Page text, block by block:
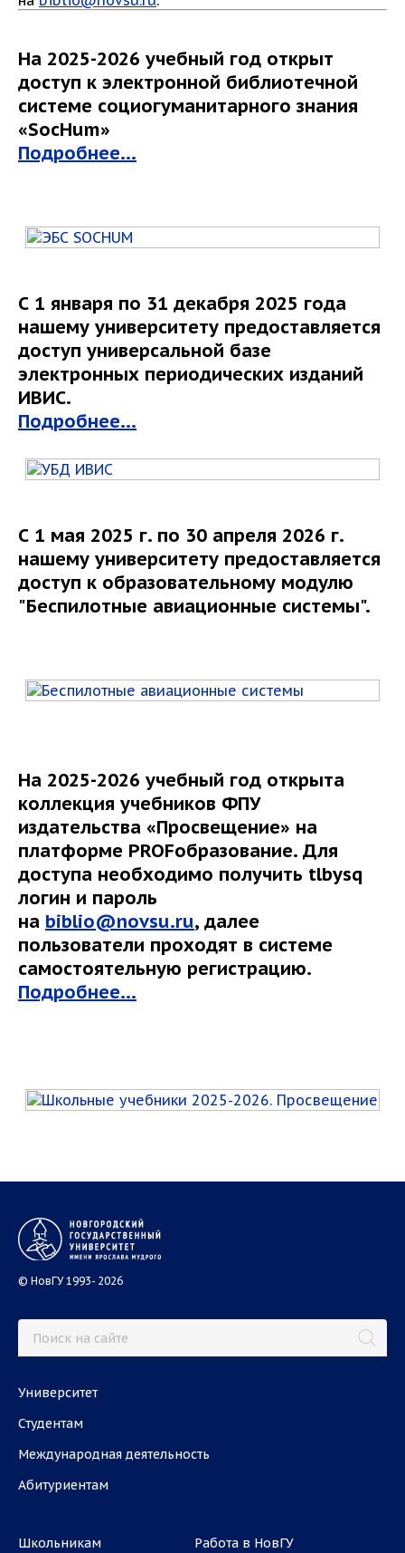
На 2025-2026 учебный год открыт
доступ к электронной библиотечной
системе социогуманитарного знания
«SocHum»
Подробнее...
С 1 января по 31 декабря 2025 года
нашему университету предоставляется
доступ универсальной базе
электронных периодических изданий
ИВИС.
Подробнее...
С 1 мая 2025 г. по 30 апреля 2026 г.
нашему университету предоставляется
доступ к образовательному модулю
"Беспилотные авиационные системы".
На 2025-2026 учебный год открыта
коллекция учебников ФПУ
издательства «Просвещение» на
платформе PROFобразование. Для
доступа необходимо получить tlbysq
логин и пароль
на biblio@novsu.ru, далее
пользователи проходят в системе
самостоятельную регистрацию.
Подробнее...
© НовГУ 1993- 2026
Университет
Студентам
Международная деятельность
Абитуриентам
Школьникам
Работа в НовГУ